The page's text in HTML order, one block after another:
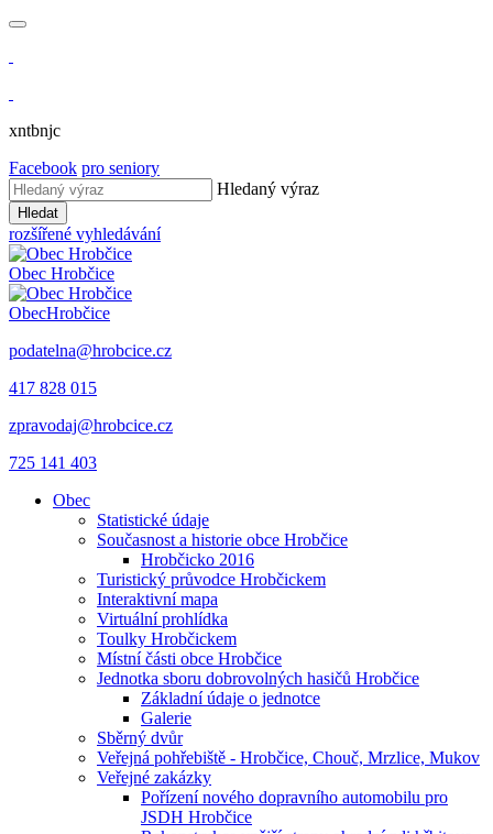
xntbnjc
Facebook pro seniory
Hledaný výraz
Hledat
rozšířené vyhledávání
Obec Hrobčice
ObecHrobčice
podatelna@hrobcice.cz
417 828 015
zpravodaj@hrobcice.cz
725 141 403
Obec
Statistické údaje
Současnost a historie obce Hrobčice
Hrobčicko 2016
Turistický průvodce Hrobčickem
Interaktivní mapa
Virtuální prohlídka
Toulky Hrobčickem
Místní části obce Hrobčice
Jednotka sboru dobrovolných hasičů Hrobčice
Základní údaje o jednotce
Galerie
Sběrný dvůr
Veřejná pohřebiště - Hrobčice, Chouč, Mrzlice, Mukov
Veřejné zakázky
Pořízení nového dopravního automobilu pro
JSDH Hrobčice